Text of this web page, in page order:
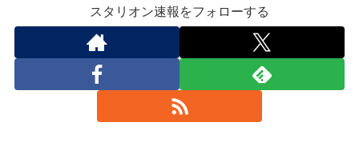
スタリオン速報をフォローする